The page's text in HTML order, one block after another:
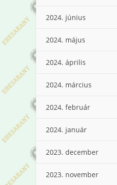
2024. június
2024. május
2024. április
2024. március
2024. február
2024. január
2023. december
2023. november